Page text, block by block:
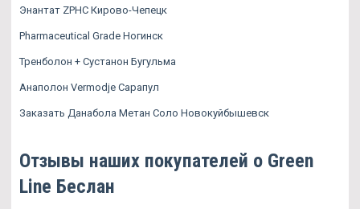
Энантат ZPHC Кирово-Чепецк
Pharmaceutical Grade Ногинск
Тренболон + Сустанон Бугульма
Анаполон Vermodje Сарапул
Заказать Данабола Метан Соло Новокуйбышевск
Отзывы наших покупателей о Green
Line Беслан